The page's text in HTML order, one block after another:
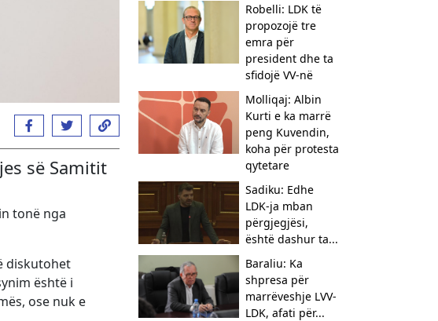
së Samitit
tonë nga
diskutohet
është i
ose nuk e
Robelli: LDK të
propozojë tre
emra për
president dhe ta
sfidojë VV-në
Molliqaj: Albin
Kurti e ka marrë
peng Kuvendin,
koha për protesta
qytetare
Sadiku: Edhe
LDK-ja mban
përgjegjësi,
është dashur ta...
Baraliu: Ka
shpresa për
marrëveshje LVV-
LDK, afati për...